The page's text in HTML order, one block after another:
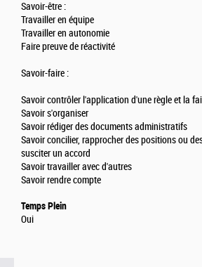
Savoir-être :
Travailler en équipe
Travailler en autonomie
Faire preuve de réactivité
Savoir-faire :
Savoir contrôler l'application d'une règle et la
Savoir s'organiser
Savoir rédiger des documents administratifs
Savoir concilier, rapprocher des positions ou
susciter un accord
Savoir travailler avec d'autres
Savoir rendre compte
Temps Plein
Oui